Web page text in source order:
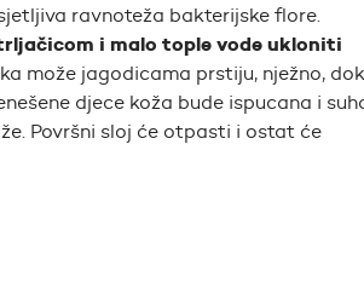
ravnoteža bakterijske flore.
i malo tople vode ukloniti
može jagodicama prstiju, nježno, dok
djece koža bude ispucana i
Površni sloj će otpasti i ostat će